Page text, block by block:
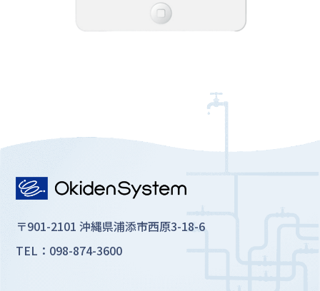
〒901-2101 沖縄県浦添市西原3-18-6
TEL：098-874-3600